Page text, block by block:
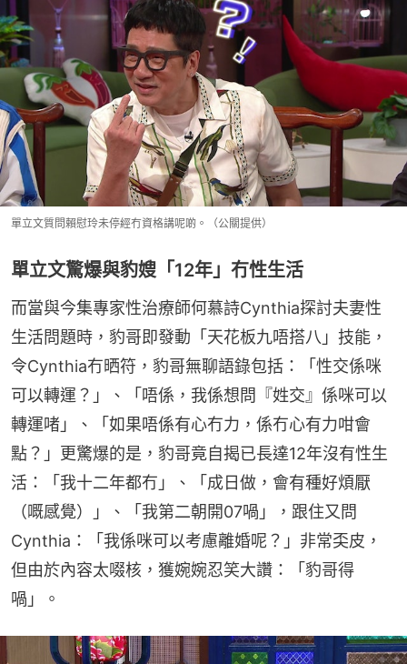
單立文質問賴慰玲未停經冇資格講呢啲。（公關提供）
單立文驚爆與豹嫂「12年」冇性生活
而當與今集專家性治療師何慕詩Cynthia探討夫妻性
生活問題時，豹哥即發動「天花板九唔搭八」技能，
令Cynthia冇晒符，豹哥無聊語錄包括：「性交係咪
可以轉運？」、「唔係，我係想問『姓交』係咪可以
轉運啫」、「如果唔係有心冇力，係冇心有力咁會
點？」更驚爆的是，豹哥竟自揭已長達12年沒有性生
活：「我十二年都冇」、「成日做，會有種好煩厭
（嘅感覺）」、「我第二朝開07喎」，跟住又問
Cynthia：「我係咪可以考慮離婚呢？」非常奀皮，
但由於內容太啜核，獲婉婉忍笑大讚：「豹哥得
喎」。